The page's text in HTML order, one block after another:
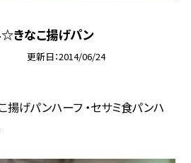
きなこ揚げパン
更新日 2014/06/24
げパンハーフ ・セサミ食パンハ